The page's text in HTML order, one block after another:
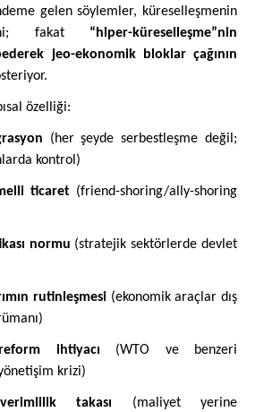
gelen söylemler, küreselleşmenin
fakat “hiper-küreselleşme”nin
jeo-ekonomik bloklar çağının
özelliği:
(her şeyde serbestleşme değil;
kontrol)
ticaret (friend-shoring/ally-shoring
normu (stratejik sektörlerde devlet
rutinleşmesi(ekonomik araçlar dış
ihtiyacı (WTO ve benzeri
krizi)
verimlilik takası (maliyet yerine